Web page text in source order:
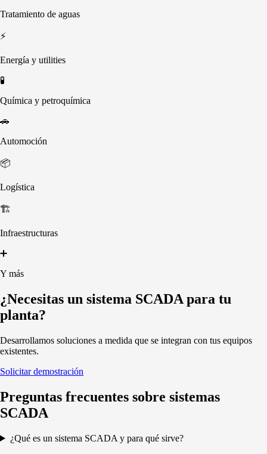
Tratamiento de aguas
⚡
Energía y utilities
🧪
Química y petroquímica
🚗
Automoción
📦
Logística
🏗️
Infraestructuras
➕
Y más
¿Necesitas un sistema SCADA para tu
planta?
Desarrollamos soluciones a medida que se integran con tus equipos
existentes.
Solicitar demostración
Preguntas frecuentes sobre sistemas
SCADA
¿Qué es un sistema SCADA y para qué sirve?